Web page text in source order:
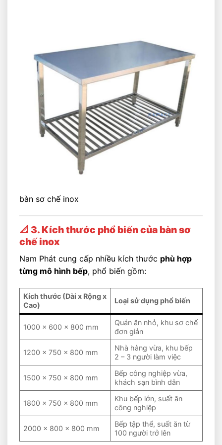
bàn sơ chế inox
📐 3. Kích thước phổ biến của bàn sơ
chế inox
Nam Phát cung cấp nhiều kích thước phù hợp
từng mô hình bếp, phổ biến gồm:
Kích thước (Dài x Rộng x
Cao)
Loại sử dụng phổ biến
1000 x 600 x 800 mm
Quán ăn nhỏ, khu sơ chế
đơn giản
1200 x 750 x 800 mm
Nhà hàng vừa, khu bếp
2 – 3 người làm việc
1500 x 750 x 800 mm
Bếp công nghiệp vừa,
khách sạn bình dân
1800 x 750 x 800 mm
Khu bếp lớn, suất ăn
công nghiệp
2000 x 800 x 800 mm
Bếp tập thể, suất ăn từ
100 người trở lên